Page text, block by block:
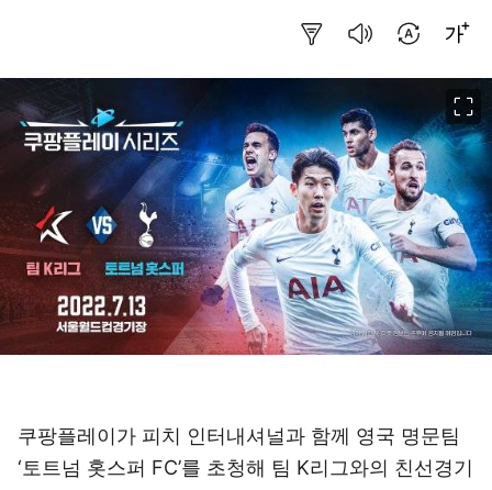
쿠팡플레이가 피치 인터내셔널과 함께 영국 명문팀
‘토트넘 홋스퍼 FC’를 초청해 팀 K리그와의 친선경기